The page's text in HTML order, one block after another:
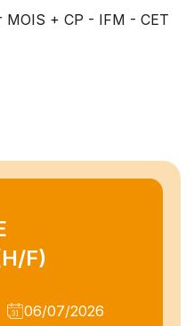
F)
06/07/2026
MOIS + CP - IFM - CET